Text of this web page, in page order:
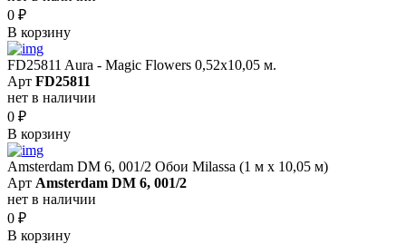
0 ₽
В корзину
FD25811 Aura - Magic Flowers 0,52x10,05 м.
Арт FD25811
нет в наличии
0 ₽
В корзину
Amsterdam DM 6, 001/2 Обои Milassa (1 м х 10,05 м)
Арт Amsterdam DM 6, 001/2
нет в наличии
0 ₽
В корзину